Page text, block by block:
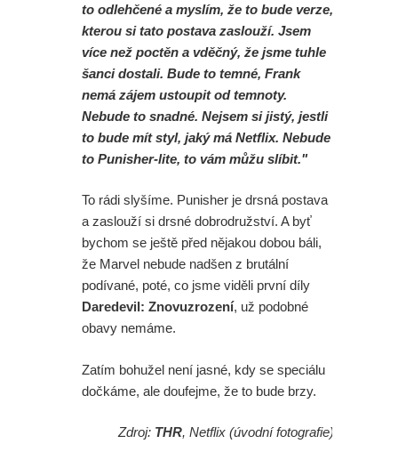
to odlehčené a myslím, že to bude verze,
kterou si tato postava zaslouží. Jsem
více než poctěn a vděčný, že jsme tuhle
šanci dostali. Bude to temné, Frank
nemá zájem ustoupit od temnoty.
Nebude to snadné. Nejsem si jistý, jestli
to bude mít styl, jaký má Netflix. Nebude
to Punisher-lite, to vám můžu slíbit."
To rádi slyšíme. Punisher je drsná postava
a zaslouží si drsné dobrodružství. A byť
bychom se ještě před nějakou dobou báli,
že Marvel nebude nadšen z brutální
podívané, poté, co jsme viděli první díly
Daredevil: Znovuzrození, už podobné
obavy nemáme.
Zatím bohužel není jasné, kdy se speciálu
dočkáme, ale doufejme, že to bude brzy.
Zdroj: THR, Netflix (úvodní fotografie)